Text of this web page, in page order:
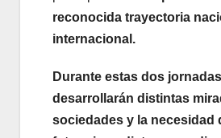
reconocida trayectoria
internacional.
Durante estas dos
desarrollarán distintas
sociedades y la necesidad